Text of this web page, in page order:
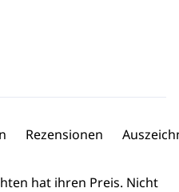
Rezensionen
hat ihren Preis. Nicht